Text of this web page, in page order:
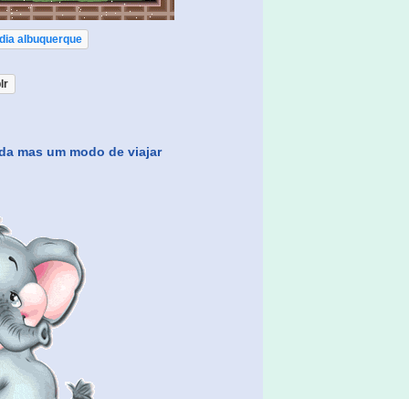
albuquerque
mas um modo de viajar